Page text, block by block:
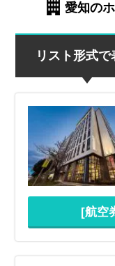
愛知の
リスト形式で
[航空